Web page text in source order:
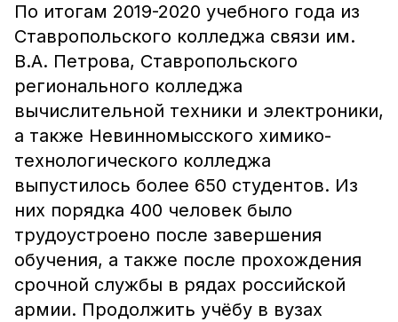
По итогам 2019-2020 учебного года из
Ставропольского колледжа связи им.
В.А. Петрова, Ставропольского
регионального колледжа
вычислительной техники и электроники,
а также Невинномысского химико-
технологического колледжа
выпустилось более 650 студентов. Из
них порядка 400 человек было
трудоустроено после завершения
обучения, а также после прохождения
срочной службы в рядах российской
армии. Продолжить учёбу в вузах